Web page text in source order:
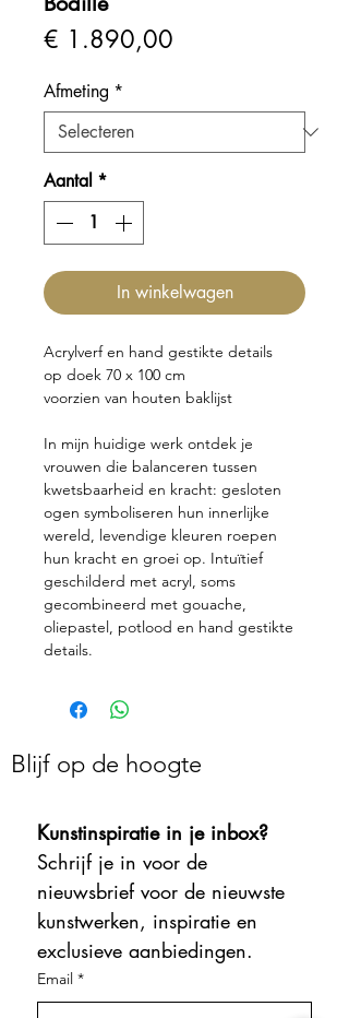
€ 1.890,00
Afmeting *
Aantal *
In winkelwagen
Acrylverf en hand gestikte details
op doek 70 x 100 cm
voorzien van houten baklijst
In mijn huidige werk ontdek je
vrouwen die balanceren tussen
kwetsbaarheid en kracht: gesloten
ogen symboliseren hun innerlijke
wereld, levendige kleuren roepen
hun kracht en groei op. Intuïtief
geschilderd met acryl, soms
gecombineerd met gouache,
oliepastel, potlood en hand gestikte
details.
Blijf op de hoogte
Kunstinspiratie in je inbox?
Schrijf je in voor de
nieuwsbrief voor de nieuwste
kunstwerken, inspiratie en
exclusieve aanbiedingen.
Email *